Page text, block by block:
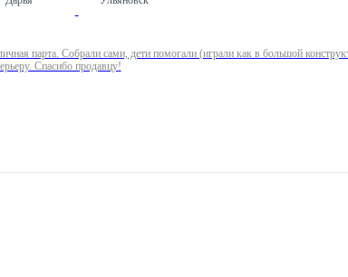
парта. Собрали сами, дети помогали (играли как в большой
Спасибо продавцу!